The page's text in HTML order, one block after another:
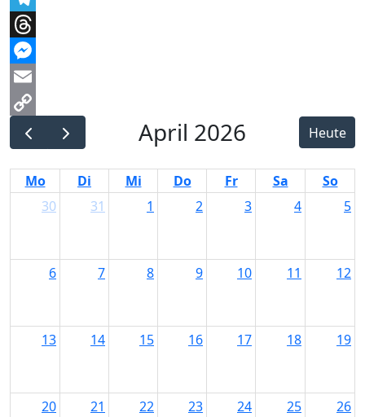
Telegram
Threads
Messenger
Email
Copy
Link
April 2026 Heute
Mo Di Mi Do Fr Sa
So
30
31 1 2 3 4 5
6 7 8 9 10 11 12
13 14 15 16 17 18 19
20 21 22 23 24 25 26